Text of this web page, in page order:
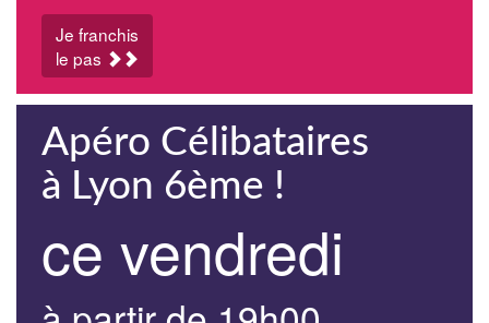
Je franchis
le pas
Apéro Célibataires
à Lyon 6ème !
ce vendredi